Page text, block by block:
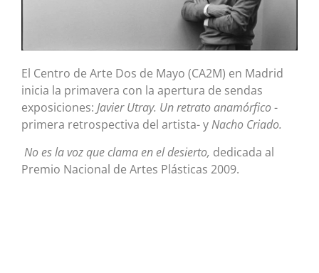
El Centro de Arte Dos de Mayo (CA2M) en Madrid
inicia la primavera con la apertura de sendas
exposiciones: Javier Utray. Un retrato anamórfico-
primera retrospectiva del artista- yNacho Criado.
No es la voz que clama en el desierto, dedicada al
Premio Nacional de Artes Plásticas 2009.